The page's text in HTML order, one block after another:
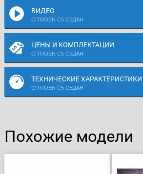
ВИДЕО
CITROEN C5 СЕДАН
ЦЕНЫ И КОМПЛЕКТАЦИИ
CITROEN C5 СЕДАН
ТЕХНИЧЕСКИЕ ХАРАКТЕРИСТИКИ
CITROEN C5 СЕДАН
Похожие модели